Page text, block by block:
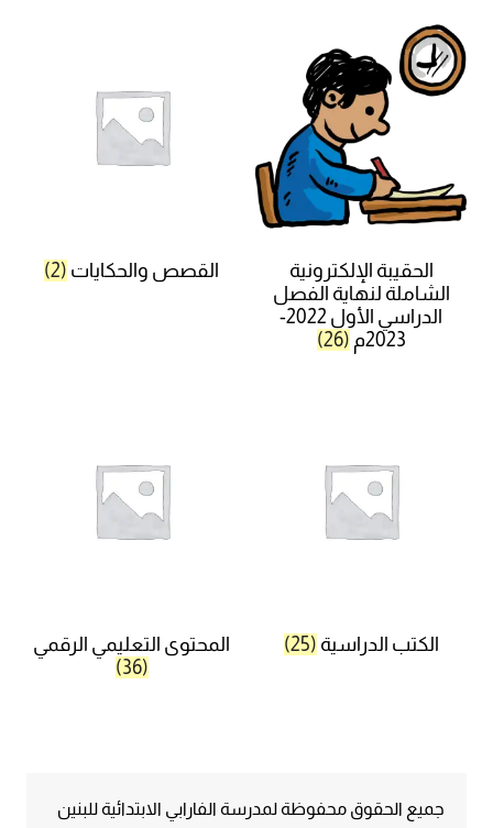
الحقيبة الإلكترونية
الشاملة لنهاية الفصل
الدراسي الأول 2022-
2023م
(26)
القصص والحكايات (2)
الكتب الدراسية (25)
المحتوى التعليمي الرقمي
(36)
جميع الحقوق محفوظة لمدرسة الفارابي الابتدائية للبنين